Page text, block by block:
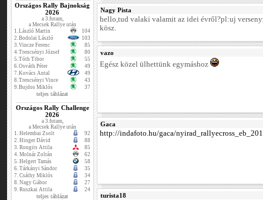
Országos Rally Bajnokság
2026
a 3.futam,
a Mecsek Rallye után
1.László Martin
104
2.Bodolai László
103
3.Vincze Ferenc
85
4.Trencsényi József
80
5.Tóth Tibor
55
6.Osváth Péter
49
7.Kovács Antal
49
8.Trencsényi Vince
43
9.Bujdos Miklós 37
teljes táblázat
Országos Rally Challenge
2026
a 3.futam,
a Mecsek Rallye után
1. Helembai Zsolt
92
2. Hinger Dávid
88
3. Rongits Attila
85
4. Molnár Zoltán
62
5. Helgert Tamás
58
6. Tárkányi Sándor
35
7. Csáthy Miklós
34
8. Nagy Gábor
27
9. Ruszkai Attila 24
teljes táblázat
Nagy Pista
hello,tud valaki valamit az idei évről?pl:uj
kösz.
vazo
Egész közel ülhettünk egymáshoz
Gaca
http://indafoto.hu/gaca/
turista18